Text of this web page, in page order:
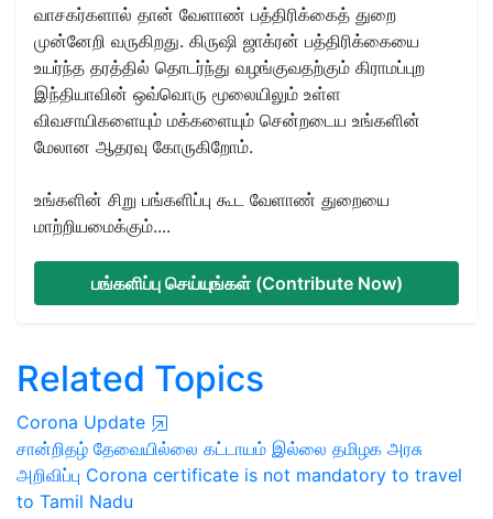
வாசகர்களால் தான் வேளாண் பத்திரிக்கைத் துறை
முன்னேறி வருகிறது. கிருஷி ஜாக்ரன் பத்திரிக்கையை
உயர்ந்த தரத்தில் தொடர்ந்து வழங்குவதற்கும் கிராமப்புற
இந்தியாவின் ஒவ்வொரு மூலையிலும் உள்ள
விவசாயிகளையும் மக்களையும் சென்றடைய உங்களின்
மேலான ஆதரவு கோருகிறோம்.
உங்களின் சிறு பங்களிப்பு கூட வேளாண் துறையை
மாற்றியமைக்கும்....
பங்களிப்பு செய்யுங்கள் (Contribute Now)
Related Topics
Corona Update
சான்றிதழ் தேவையில்லை கட்டாயம் இல்லை தமிழக அரசு
அறிவிப்பு Corona certificate is not mandatory to travel
to Tamil Nadu